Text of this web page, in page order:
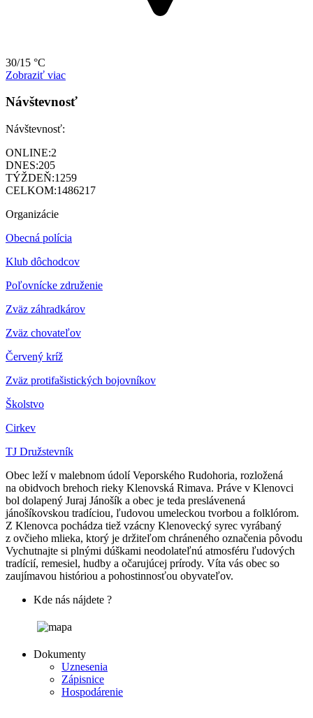
30/15 °C
Zobraziť viac
Návštevnosť
Návštevnosť:
ONLINE:2
DNES:205
TÝŽDEŇ:1259
CELKOM:1486217
Organizácie
Obecná polícia
Klub dôchodcov
Poľovnícke združenie
Zväz záhradkárov
Zväz chovateľov
Červený kríž
Zväz protifašistických bojovníkov
Školstvo
Cirkev
TJ Družstevník
Obec leží v malebnom údolí Veporského Rudohoria, rozložená
na obidvoch brehoch rieky Klenovská Rimava. Práve v Klenovci
bol dolapený Juraj Jánošík a obec je teda preslávenená
jánošíkovskou tradíciou, ľudovou umeleckou tvorbou a folklórom.
Z Klenovca pochádza tiež vzácny Klenovecký syrec vyrábaný
z ovčieho mlieka, ktorý je držiteľom chráneného označenia pôvodu
Vychutnajte si plnými dúškami neodolateľnú atmosféru ľudových
tradícií, remesiel, hudby a očarujúcej prírody. Víta vás obec so
zaujímavou históriou a pohostinnosťou obyvateľov.
Kde nás nájdete ?
Dokumenty
Uznesenia
Zápisnice
Hospodárenie